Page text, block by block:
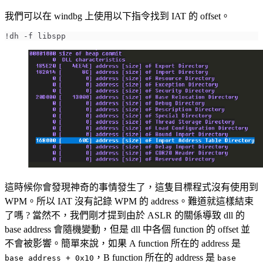
我們可以在 windbg 上使用以下指令找到 IAT 的 offset。
這時候你會發現神奇的事情發生了，這隻目標程式沒有使用到
WPM。所以 IAT 沒有記錄 WPM 的 address。難道就這樣結束
了嗎 ? 當然不，我們剛才提到由於 ASLR 的關係導致 dll 的
base address 會隨機變動，但是 dll 中各個 function 的 offset 並
不會被影響。簡單來說，如果 A function 所在的 address 是
base address + 0x10 ，B function 所在的 address 是 base